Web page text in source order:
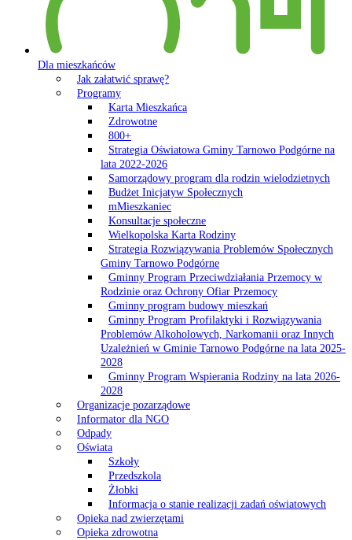
Dla mieszkańców
Jak załatwić sprawę?
Programy
Karta Mieszkańca
Zdrowotne
800+
Strategia Oświatowa Gminy Tarnowo Podgórne na
lata 2022-2026
Samorządowy program dla rodzin wielodzietnych
Budżet Inicjatyw Społecznych
mMieszkaniec
Konsultacje społeczne
Wielkopolska Karta Rodziny
Strategia Rozwiązywania Problemów Społecznych
Gminy Tarnowo Podgórne
Gminny Program Przeciwdziałania Przemocy w
Rodzinie oraz Ochrony Ofiar Przemocy
Gminny program budowy mieszkań
Gminny Program Profilaktyki i Rozwiązywania
Problemów Alkoholowych, Narkomanii oraz Innych
Uzależnień w Gminie Tarnowo Podgórne na lata 2025-
2028
Gminny Program Wspierania Rodziny na lata 2026-
2028
Organizacje pozarządowe
Informator dla NGO
Odpady
Oświata
Szkoły
Przedszkola
Żłobki
Informacja o stanie realizacji zadań oświatowych
Opieka nad zwierzętami
Opieka zdrowotna